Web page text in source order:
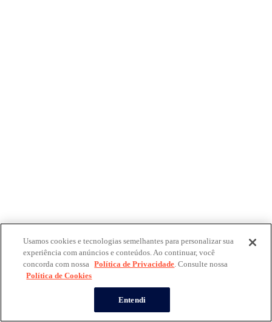
Usamos cookies e tecnologias semelhantes para personalizar sua
experiência com anúncios e conteúdos. Ao continuar, você
concorda com nossa Política de Privacidade. Consulte nossa
Política de Cookies
Entendi